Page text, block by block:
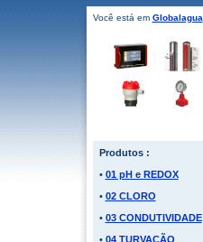
Você está em Globalagua
Produtos :
• 01 pH e REDOX
• 02 CLORO
• 03 CONDUTIVIDADE
• 04 TURVAÇÃO